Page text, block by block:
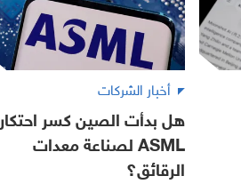
أخبار الشركات
هل بدأت الصين كسر احتكار
ASML لصناعة معدات
الرقائق؟